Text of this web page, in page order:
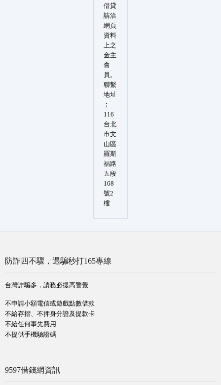
借貸
請洽
網頁
資料
上之
金主
會
員。
聯繫
地址
︰
116
台北
市文
山區
羅斯
福路
五段
168
號2
樓
防詐四不驟，遇騙秒打165專線
台灣詐騙多，請務必提高警覺
不申請小額電信或遊戲點數借款
不給存摺、不押身分證及提款卡
不給任何事先費用
不提供手機驗證碼
9597借錢網資訊